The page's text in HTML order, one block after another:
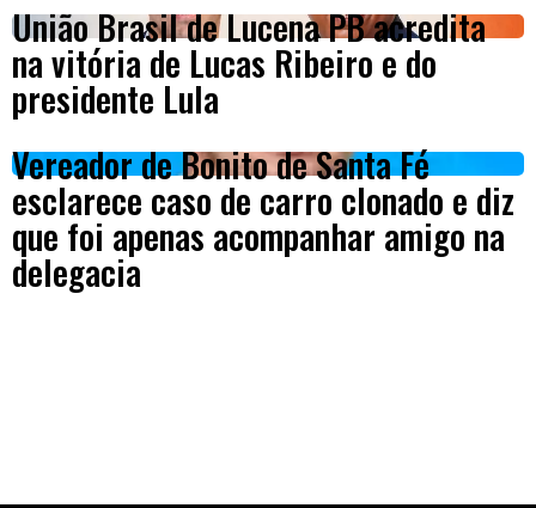
União Brasil de Lucena PB acredita
na vitória de Lucas Ribeiro e do
presidente Lula
Vereador de Bonito de Santa Fé
esclarece caso de carro clonado e diz
que foi apenas acompanhar amigo na
delegacia